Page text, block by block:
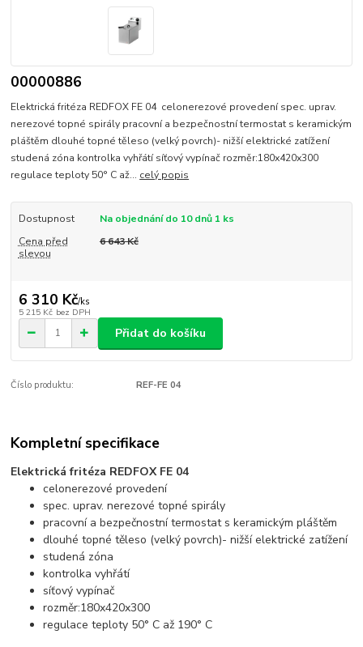
00000886
Elektrická fritéza REDFOX FE 04 celonerezové provedení spec. uprav.
nerezové topné spirály pracovní a bezpečnostní termostat s keramickým
pláštěm dlouhé topné těleso (velký povrch)- nižší elektrické zatížení
studená zóna kontrolka vyhřátí síťový vypínač rozměr:180x420x300
regulace teploty 50° C až... celý popis
Dostupnost
Na objednání do 10 dnů 1 ks
Cena před
slevou
6 643 Kč
6 310 Kč/ks
5 215 Kč bez DPH
Přidat do košíku
Číslo produktu: REF-FE 04
Kompletní specifikace
Elektrická fritéza REDFOX FE 04
celonerezové provedení
spec. uprav. nerezové topné spirály
pracovní a bezpečnostní termostat s keramickým pláštěm
dlouhé topné těleso (velký povrch)- nižší elektrické zatížení
studená zóna
kontrolka vyhřátí
síťový vypínač
rozměr:180x420x300
regulace teploty 50° C až 190° C